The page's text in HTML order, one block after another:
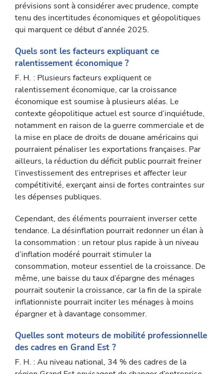
prévisions sont à considérer avec prudence, compte
tenu des incertitudes économiques et géopo­litiques
qui marquent ce début d’année 2025.
Quels sont les facteurs expliquant ce
ralentissement économique ?
F. H. : Plusieurs facteurs expliquent ce
ralentissement économique, car la croissance
économique est soumise à plusieurs aléas. Le
contexte géopolitique actuel est source d’inquiétude,
notamment en raison de la guerre commerciale et de
la mise en place de droits de douane américains qui
pourraient pénaliser les exportations françaises. Par
ailleurs, la réduction du déficit public pourrait frei­ner
l’investissement des entreprises et affecter leur
compétitivité, exerçant ainsi de fortes contraintes sur
les dépenses publiques.
Cependant, des éléments pourraient inverser cette
tendance. La désinflation pourrait redonner un élan à
la consommation : un retour plus rapide à un niveau
d’inflation modéré pourrait stimuler la
consommation, moteur essentiel de la croissance. De
même, une baisse du taux d’épargne des ménages
pourrait soutenir la croissance, car la fin de la spirale
inflationniste pourrait inciter les ménages à moins
épargner et à davantage consommer.
Quelles sont moteurs de mobilité profession­nelle
des cadres en Grand Est ?
F. H. : Au niveau national, 34 % des cadres de la